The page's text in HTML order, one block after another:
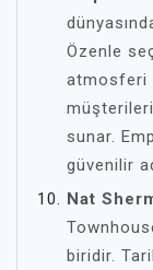
Özenle
atmosferi
sunar.
güvenilir
Nat
biridir.